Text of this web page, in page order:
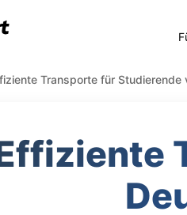
Transporte für